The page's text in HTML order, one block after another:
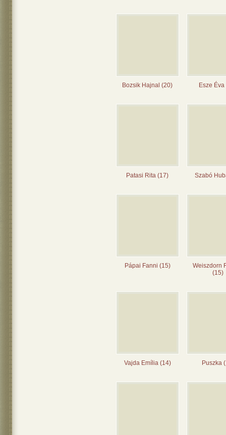
Bozsik Hajnal (20) Esze
Patasi Rita (17) Szabó
Pápai Fanni (15)
Weiszdorn
(15)
Vajda Emília (14) Puszka